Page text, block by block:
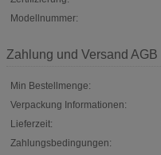
Modellnummer:
Zahlung und Versand AGB
Min Bestellmenge:
Verpackung Informationen:
Lieferzeit:
Zahlungsbedingungen: